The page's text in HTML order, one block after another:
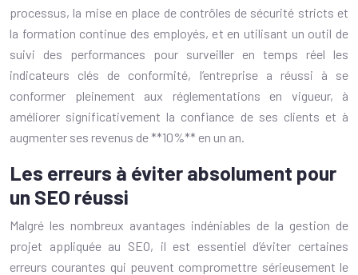
processus, la mise en place de contrôles de sécurité stricts et
la formation continue des employés, et en utilisant un outil de
suivi des performances pour surveiller en temps réel les
indicateurs clés de conformité, l’entreprise a réussi à se
conformer pleinement aux réglementations en vigueur, à
améliorer significativement la confiance de ses clients et à
augmenter ses revenus de **10%** en un an.
Les erreurs à éviter absolument pour
un SEO réussi
Malgré les nombreux avantages indéniables de la gestion de
projet appliquée au SEO, il est essentiel d’éviter certaines
erreurs courantes qui peuvent compromettre sérieusement le